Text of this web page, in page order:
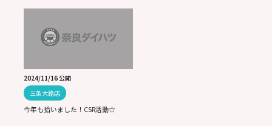
2024/11/16 公開
三条大路店
今年も拾いました！CSR活動☆